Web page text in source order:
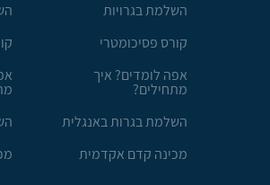
השלמת בגרויות
קורס פסיכומטרי
אפה לומדים? איך
מתחילים?
השלמת בגרות באנגלית
מכינה קדם אקדמית